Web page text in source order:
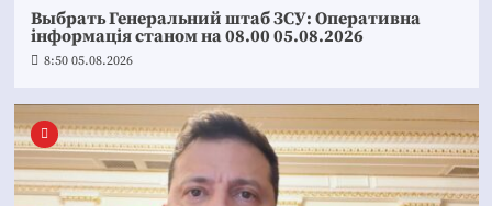
Выбрать Генеральний штаб ЗСУ: Оперативна
інформація станом на 08.00 05.08.2026
8:50 05.08.2026